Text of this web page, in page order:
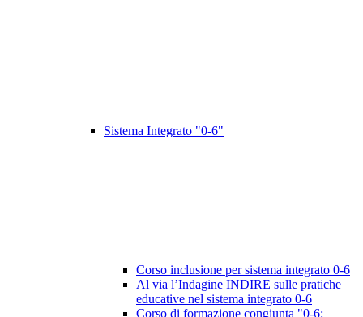
Sistema Integrato "0-6"
Corso inclusione per sistema integrato 0-6
Al via l’Indagine INDIRE sulle pratiche
educative nel sistema integrato 0-6
Corso di formazione congiunta "0-6: